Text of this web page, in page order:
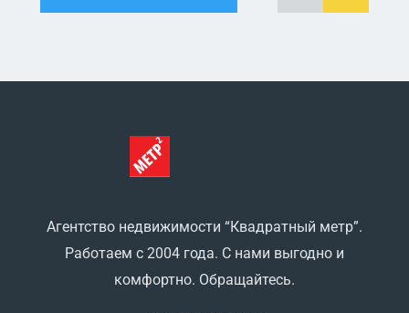
Агентство недвижимости “Квадратный метр”.
Работаем с 2004 года. С нами выгодно и
комфортно. Обращайтесь.